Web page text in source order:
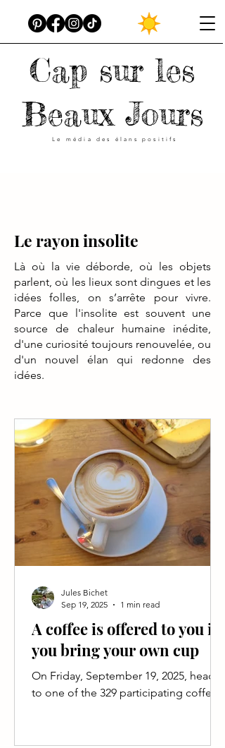
Cap sur les
Beaux Jours
Le média des élans positifs
Le rayon insolite
Là où la vie déborde, où les objets
parlent, où les lieux sont dingues et les
idées folles, on s’arrête pour vivre.
Parce que l'insolite est souvent une
source de chaleur humaine inédite,
d'une curiosité toujours renouvelée, ou
d'un nouvel élan qui redonne des
idées.
A coffee is offered to you if
you bring your own cup
On Friday, September 19, 2025, head
to one of the 329 participating coffee
Jules Bichet
Sep 19, 2025
1 min read